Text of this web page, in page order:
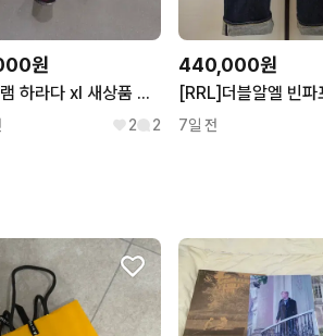
원
아라이 램 하라다 xl 새상품 팝니다
2 2
440,000원
7일 전